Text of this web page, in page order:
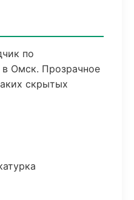
по
Омск. Прозрачное
скрытых